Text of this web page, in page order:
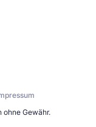
ohne Gewähr.